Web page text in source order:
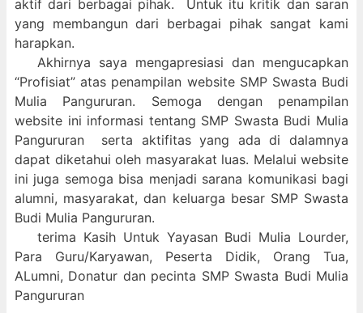
aktif dari berbagai pihak. Untuk itu kritik dan saran
yang membangun dari berbagai pihak sangat kami
harapkan.
Akhirnya saya mengapresiasi dan mengucapkan
“Profisiat” atas penampilan website SMP Swasta Budi
Mulia Pangururan. Semoga dengan penampilan
website ini informasi tentang SMP Swasta Budi Mulia
Pangururan serta aktifitas yang ada di dalamnya
dapat diketahui oleh masyarakat luas. Melalui website
ini juga semoga bisa menjadi sarana komunikasi bagi
alumni, masyarakat, dan keluarga besar SMP Swasta
Budi Mulia Pangururan.
terima Kasih Untuk Yayasan Budi Mulia Lourder,
Para Guru/Karyawan, Peserta Didik, Orang Tua,
ALumni, Donatur dan pecinta SMP Swasta Budi Mulia
Pangururan